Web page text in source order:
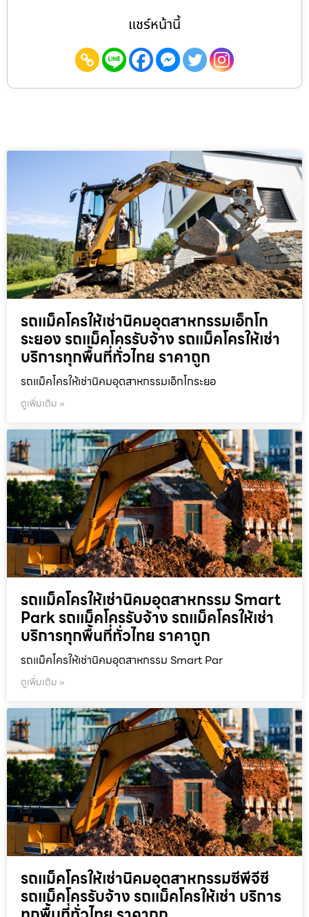
แชร์หน้านี้
รถแม็คโครให้เช่านิคมอุตสาหกรรมเอ็กโก
ระยอง รถแม็คโครรับจ้าง รถแม็คโครให้เช่า
บริการทุกพื้นที่ทั่วไทย ราคาถูก
รถแม็คโครให้เช่านิคมอุตสาหกรรมเอ็กโกระยอ
ดูเพิ่มเติม »
รถแม็คโครให้เช่านิคมอุตสาหกรรม Smart
Park รถแม็คโครรับจ้าง รถแม็คโครให้เช่า
บริการทุกพื้นที่ทั่วไทย ราคาถูก
รถแม็คโครให้เช่านิคมอุตสาหกรรม Smart Par
ดูเพิ่มเติม »
รถแม็คโครให้เช่านิคมอุตสาหกรรมซีพีจีซี
รถแม็คโครรับจ้าง รถแม็คโครให้เช่า บริการ